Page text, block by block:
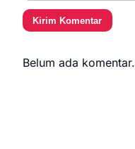
Kirim Komentar
Belum ada komentar.